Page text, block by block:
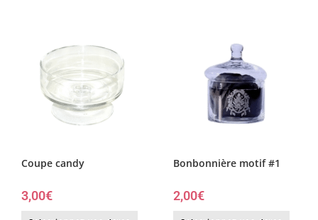
Coupe candy
3,00€
Bonbonnière motif #1
2,00€